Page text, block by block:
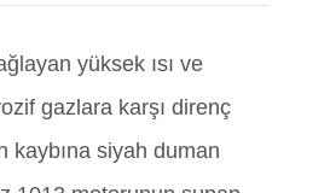
yüksek ısı ve
gazlara karşı direnç
kaybına siyah duman